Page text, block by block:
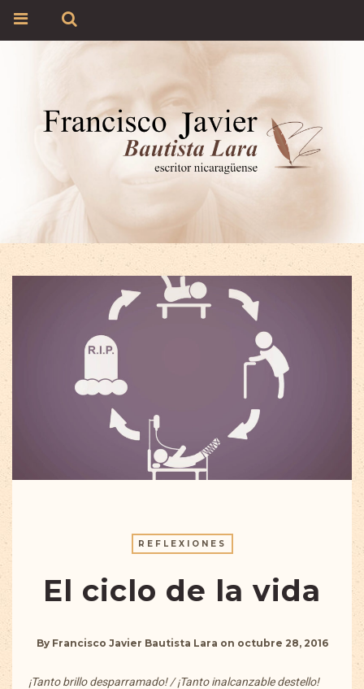
REFLEXIONES
El ciclo de la vida
By Francisco Javier Bautista Lara on octubre 28, 2016
¡Tanto brillo desparramado! / ¡Tanto inalcanzable destello!